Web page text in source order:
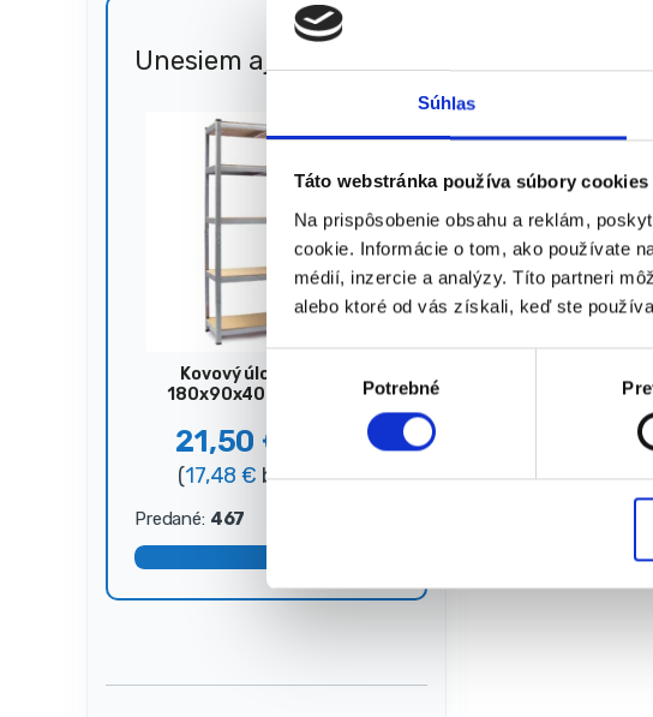
Súhlas
Táto webstránka používa súbory cookies
Na prispôsobenie obsahu a reklám,
cookie. Informácie o tom, ako používate
médií, inzercie a analýzy. Títo partneri
alebo ktoré od vás získali, keď ste
e
r
l
Potrebné
★★★★★
Zobrazený jediný
Unesiem aj 🐎 51%
Kovový úložný regál,
180x90x40 cm, 875 kg,
21,50 €
(17,48€ bez DPH)
Predané: 467